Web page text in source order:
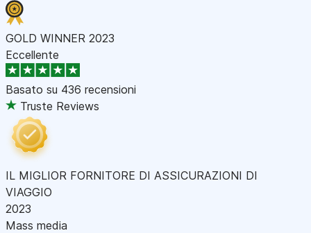
GOLD WINNER 2023
Eccellente
Basato su 436 recensioni
Truste Reviews
IL MIGLIOR FORNITORE DI ASSICURAZIONI DI
VIAGGIO
2023
Mass media